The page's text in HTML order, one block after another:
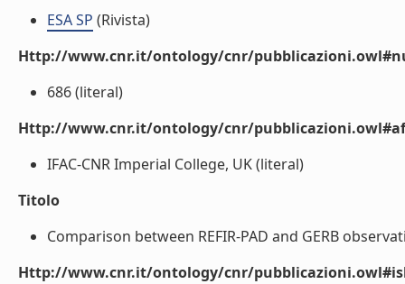
ESA SP (Rivista)
Http://www.cnr.it/ontology/cnr/
686 (literal)
Http://www.cnr.it/ontology/cnr/
IFAC-CNR Imperial College, UK (literal)
Titolo
Comparison between REFIR-PAD and GERB
Http://www.cnr.it/ontology/cnr/